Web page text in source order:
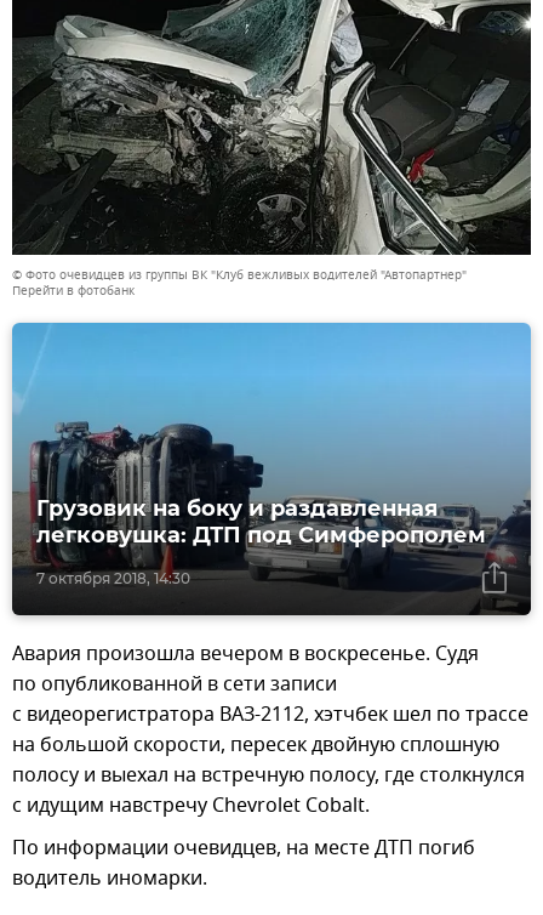
© Фото очевидцев из группы ВК "Клуб вежливых водителей "Автопартнер"
Перейти в фотобанк
7 октября 2018, 14:30
Грузовик на боку и раздавленная
легковушка: ДТП под Симферополем
Авария произошла вечером в воскресенье. Судя
по опубликованной в сети записи
с видеорегистратора ВАЗ-2112, хэтчбек шел по трассе
на большой скорости, пересек двойную сплошную
полосу и выехал на встречную полосу, где столкнулся
с идущим навстречу Chevrolet Cobalt.
По информации очевидцев, на месте ДТП погиб
водитель иномарки.